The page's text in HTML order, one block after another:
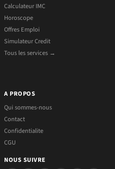
Calculateur IMC
Horoscope
Offres Emploi
Simulateur Credit
Tous les services →
A PROPOS
Qui sommes-nous
Contact
Confidentialite
CGU
NOUS SUIVRE